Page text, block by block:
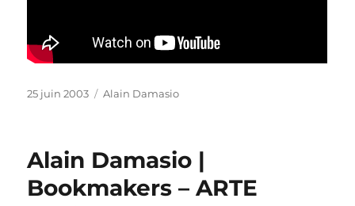
Publié
25 juin 2003 Catégories
Alain Damasio
Alain Damasio |
Bookmakers – ARTE